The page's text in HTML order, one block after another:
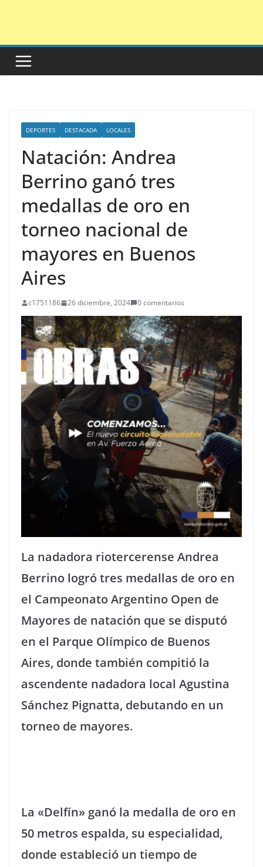
DEPORTES DESTACADA LOCALES
Natación: Andrea
Berrino ganó tres
medallas de oro en
torneo nacional de
mayores en Buenos
Aires
c1751186 26 diciembre, 2024 0 comentarios
La nadadora riotercerense Andrea
Berrino logró tres medallas de oro en
el Campeonato Argentino Open de
Mayores de natación que se disputó
en el Parque Olímpico de Buenos
Aires, donde también compitió la
ascendente nadadora local Agustina
Sánchez Pignatta, debutando en un
torneo de mayores.
La «Delfín» ganó la medalla de oro en
50 metros espalda, su especialidad,
donde estableció un tiempo de